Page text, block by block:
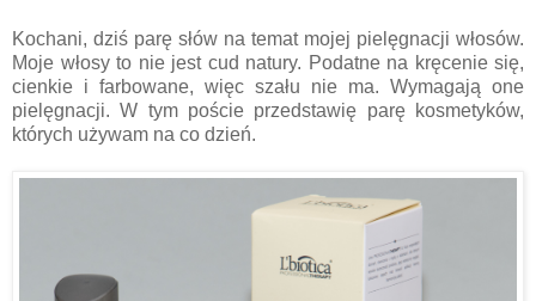
Kochani, dziś parę słów na temat mojej pielęgnacji włosów.
Moje włosy to nie jest cud natury. Podatne na kręcenie się,
cienkie i farbowane, więc szału nie ma. Wymagają one
pielęgnacji. W tym poście przedstawię parę kosmetyków,
których używam na co dzień.